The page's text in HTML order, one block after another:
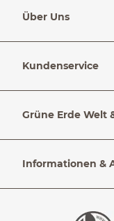
Über Uns
Kundenservice
Grüne Erde Welt
Informationen &